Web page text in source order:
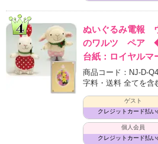
ぬいぐるみ電報
のワルツ ペア
台紙：ロイヤルマ
商品コード：NJ-D-
字料・送料 全てを含
ゲスト
クレジットカード払い
個人会員
クレジットカード払い